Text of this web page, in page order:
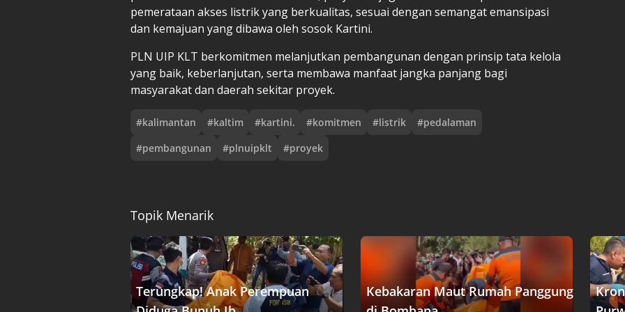
pemerataan akses listrik yang berkualitas, sesuai dengan semangat emansipasi
dan kemajuan yang dibawa oleh sosok Kartini.
PLN UIP KLT berkomitmen melanjutkan pembangunan dengan prinsip tata kelola
yang baik, keberlanjutan, serta membawa manfaat jangka panjang bagi
masyarakat dan daerah sekitar proyek.
#kalimantan #kaltim #kartini. #komitmen #listrik #pedalaman
#pembangunan #plnuipklt #proyek
Topik Menarik
Terungkap! Anak Perempuan
Kebakaran Maut Rumah Panggung